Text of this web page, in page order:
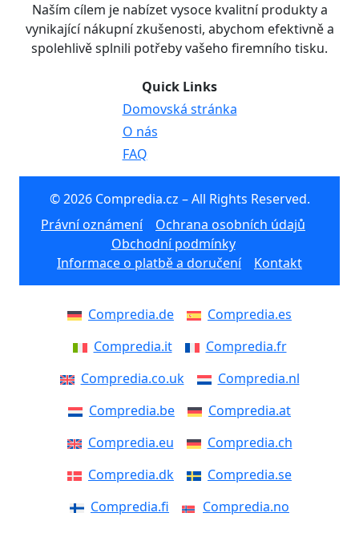
Naším cílem je nabízet vysoce kvalitní produkty a
vynikající nákupní zkušenosti, abychom efektivně a
spolehlivě splnili potřeby vašeho firemního tisku.
Quick Links
Domovská stránka
O nás
FAQ
© 2026 Compredia.cz – All Rights Reserved.
Právní oznámení
Ochrana osobních údajů
Obchodní podmínky
Informace o platbě a doručení
Kontakt
Compredia.de
Compredia.es
Compredia.it
Compredia.fr
Compredia.co.uk
Compredia.nl
Compredia.be
Compredia.at
Compredia.eu
Compredia.ch
Compredia.dk
Compredia.se
Compredia.fi
Compredia.no